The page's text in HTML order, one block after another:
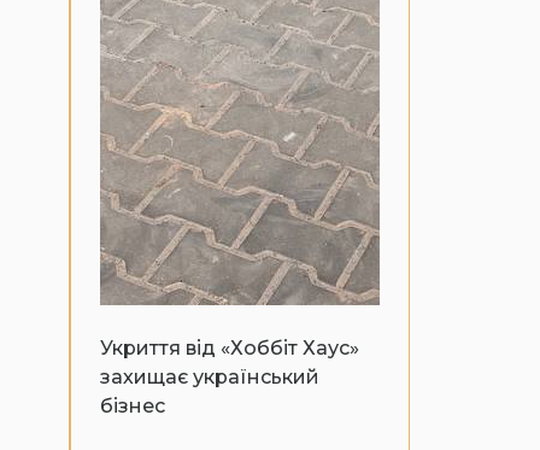
Укриття від «Хоббіт Хаус»
захищає український
бізнес